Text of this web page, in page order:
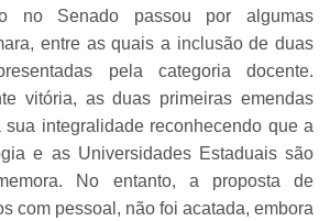
no Senado passou por algumas
entre as quais a inclusão de duas
pela categoria docente.
vitória, as duas primeiras emendas
sua integralidade reconhecendo que a
e as Universidades Estaduais são
No entanto, a proposta de
com pessoal, não foi acatada, embora